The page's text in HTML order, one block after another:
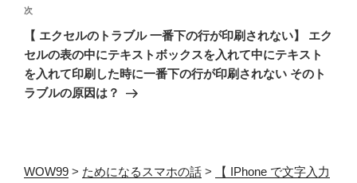
ゲ
ー
シ
ョ
ン
次
の
投
稿
次
【 エクセルのトラブル 一番下の行が印刷されない】 エク
セルの表の中にテキストボックスを入れて中にテキスト
を入れて印刷した時に一番下の行が印刷されない そのト
ラブルの原因は？
WOW99 > ためになるスマホの話 >
【 IPhone で文字入力